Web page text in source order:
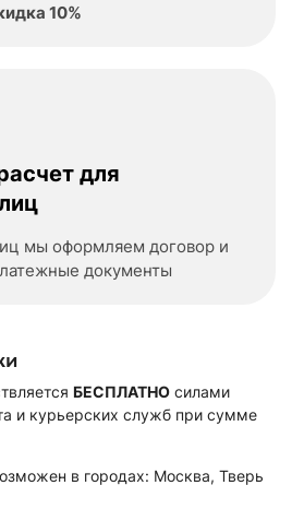
10%
для
мы оформляем договор и
документы
БЕСПЛАТНО силами
и курьерских служб при сумме
в городах: Москва, Тверь